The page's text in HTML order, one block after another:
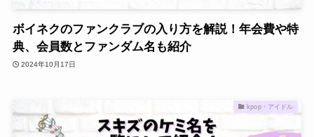
ボイネクのファンクラブの入り方を解説！年会費や特
典、会員数とファンダム名も紹介
2024年10月17日
kpop・アイドル